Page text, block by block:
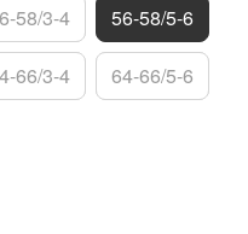
58/3-4 56-58/5-6
66/3-4 64-66/5-6